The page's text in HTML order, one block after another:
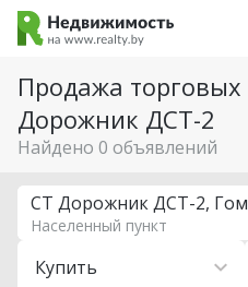
Продажа
Дорожник ДСТ-2
Найдено 0 объявлений
Купить
СТ Дорожник ДСТ-2,
Населенный пункт